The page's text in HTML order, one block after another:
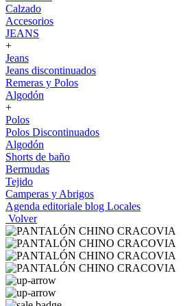
Calzado
Accesorios
JEANS
+
Jeans
Jeans discontinuados
Remeras y Polos
Algodón
+
Polos
Polos Discontinuados
Algodón
Shorts de baño
Bermudas
Tejido
Camperas y Abrigos
Agenda editoriale blog Locales
Volver